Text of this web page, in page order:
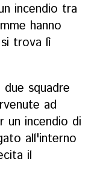
incendio tra
hanno
trova lì
squadre
ad
un incendio di
all'interno
il